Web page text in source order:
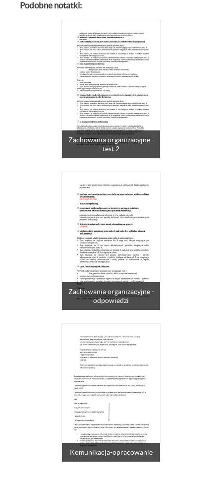
Podobne notatki:
Zachowania organizacyjne -
test 2
Zachowania organizacyjne -
odpowiedzi
Komunikacja-opracowanie